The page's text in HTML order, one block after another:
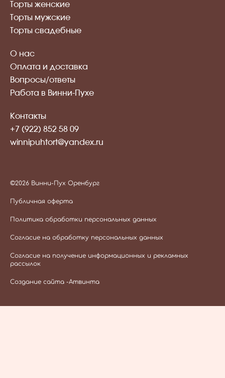
Торты женские
Торты мужские
Торты свадебные
О нас
Оплата и доставка
Вопросы/ответы
Работа в Винни-Пухе
Контакты
+7 (922) 852 58 09
winnipuhtort@yandex.ru
©2026 Винни-Пух Оренбург
Публичная оферта
Политика обработки персональных данных
Согласие на обработку персональных данных
Согласие на получение информационных и рекламных
рассылок
Создание сайта -Атвинта